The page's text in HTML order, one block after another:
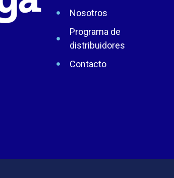
Nosotros
Programa de
distribuidores
Contacto